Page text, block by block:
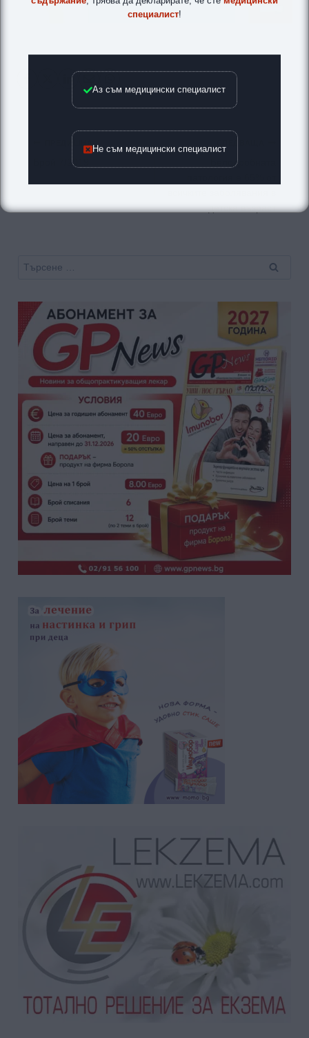
Навигация
ПРЕДИШНА
Брой 7/2019
Белодробната
детска възраст
Търсене
специалист!
Аз съм медицински специалист
Не съм медицински специалист